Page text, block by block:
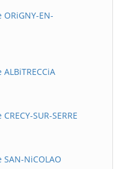
EN-
SUR-SERRE
NiCOLAO